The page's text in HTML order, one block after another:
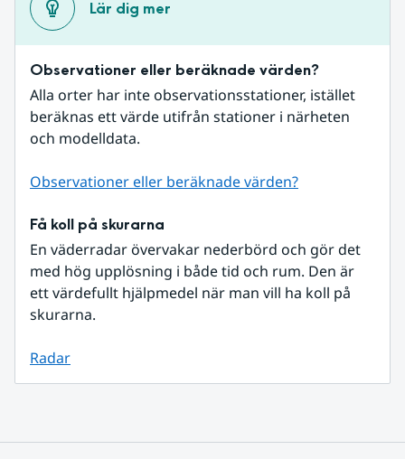
Lär dig mer
Observationer eller beräknade värden?
Alla orter har inte observationsstationer, istället
beräknas ett värde utifrån stationer i närheten
och modelldata.
Observationer eller beräknade värden?
Få koll på skurarna
En väderradar övervakar nederbörd och gör det
med hög upplösning i både tid och rum. Den är
ett värdefullt hjälpmedel när man vill ha koll på
skurarna.
Radar